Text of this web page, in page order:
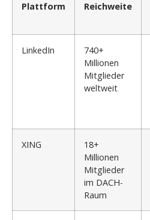
Plattform Reichweite
LinkedIn
740+
Millionen
Mitglieder
weltweit
XING
18+
Millionen
Mitglieder
im DACH-
Raum